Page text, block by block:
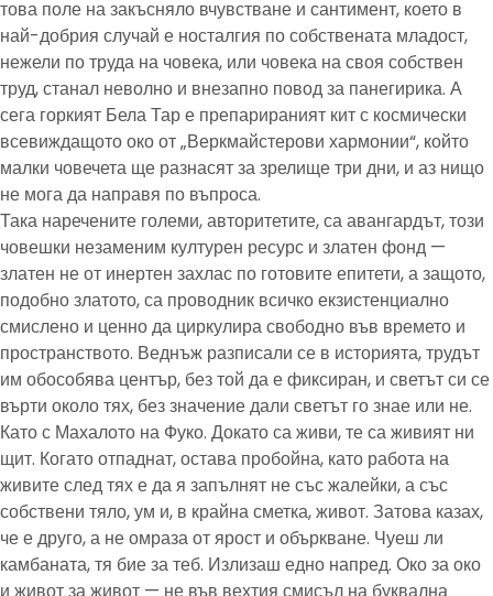
това поле на закъсняло вчувстване и сантимент, което в
най-добрия случай е носталгия по собствената младост,
нежели по труда на човека, или човека на своя собствен
труд, станал неволно и внезапно повод за панегирика. А
сега горкият Бела Тар е препарираният кит с космически
всевиждащото око от „Веркмайстерови хармонии“, който
малки човечета ще разнасят за зрелище три дни, и аз нищо
не мога да направя по въпроса.
Така наречените големи, авторитетите, са авангардът, този
човешки незаменим културен ресурс и златен фонд —
златен не от инертен захлас по готовите епитети, а защото,
подобно златото, са проводник всичко екзистенциално
смислено и ценно да циркулира свободно във времето и
пространството. Веднъж разписали се в историята, трудът
им обособява център, без той да е фиксиран, и светът си се
върти около тях, без значение дали светът го знае или не.
Като с Махалото на Фуко. Докато са живи, те са живият ни
щит. Когато отпаднат, остава пробойна, като работа на
живите след тях е да я запълнят не със жалейки, а със
собствени тяло, ум и, в крайна сметка, живот. Затова казах,
че е друго, а не омраза от ярост и объркване. Чуеш ли
камбаната, тя бие за теб. Излизаш едно напред. Око за око
и живот за живот — не във вехтия смисъл на буквална